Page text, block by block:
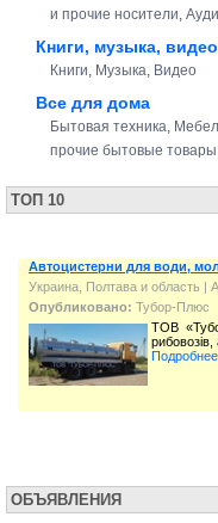
и прочие носители,
Книги, музыка, видео
Книги, Музыка, Видео
Все для дома
Бытовая техника,
прочие бытовые товары
ТОП 10
Автоцистерни для води,
Украина, Полтава и область |
Опубликовано: Тубор-Плюс
ТОВ
рибовозів,
Подробнее
ОБЪЯВЛЕНИЯ